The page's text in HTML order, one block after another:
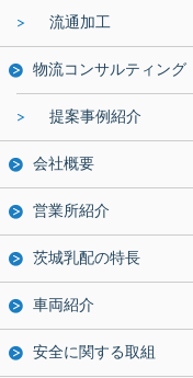
流通加工
物流コンサルティング
提案事例紹介
会社概要
営業所紹介
茨城乳配の特長
車両紹介
安全に関する取組